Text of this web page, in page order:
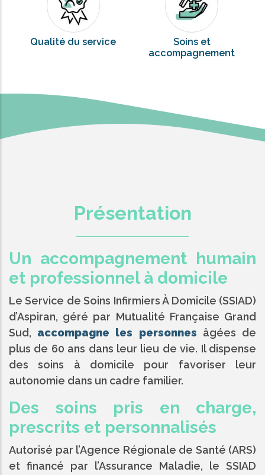
Qualité du service
Soins et
accompagnement
Présentation
Un accompagnement humain
et professionnel à domicile
Le Service de Soins Infirmiers À Domicile (SSIAD)
d’Aspiran, géré par Mutualité Française Grand
Sud, accompagne les personnes âgées de
plus de 60 ans dans leur lieu de vie. Il dispense
des soins à domicile pour favoriser leur
autonomie dans un cadre familier.
Des soins pris en charge,
prescrits et personnalisés
Autorisé par l’Agence Régionale de Santé (ARS)
et financé par l’Assurance Maladie, le SSIAD